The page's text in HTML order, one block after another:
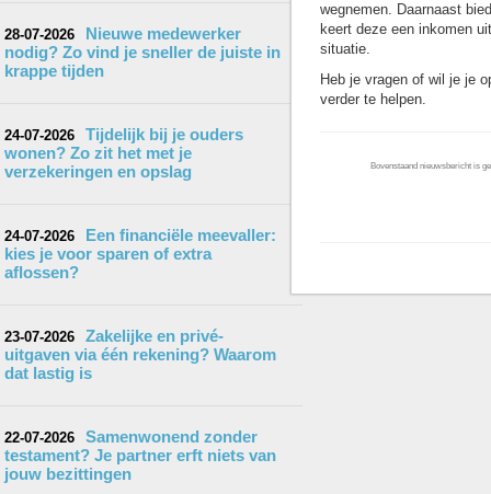
28-07-2026
Nieuwe medewerker
nodig? Zo vind je sneller de juiste in
krappe tijden
24-07-2026
Tijdelijk bij je ouders
wonen? Zo zit het met je
verzekeringen en opslag
24-07-2026
Een financiële meevaller:
kies je voor sparen of extra
aflossen?
23-07-2026
Zakelijke en privé-
uitgaven via één rekening? Waarom
dat lastig is
22-07-2026
Samenwonend zonder
testament? Je partner erft niets van
jouw bezittingen
wegnemen. Daarnaast
keert deze een inkomen
situatie.
Heb je vragen of wil je je
verder te helpen.
Bovenstaand nieuwsbericht is